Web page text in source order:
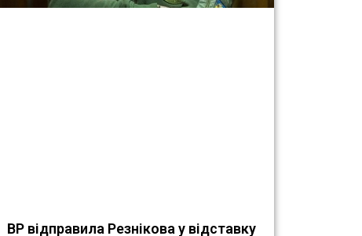
ВР відправила Резнікова у відставку